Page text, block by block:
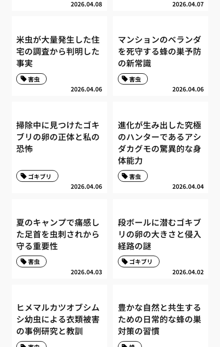
2026.04.08 2026.04.07
米虫が大量発生した住
宅の調査から判明した
事実
2026.04.06
害虫
マンションのベランダ
を死守する蜂の巣予防
の新常識
2026.04.06
害虫
掃除中に見つけたゴキ
ブリの卵の正体と私の
恐怖
2026.04.06
ゴキブリ
進化が生み出した究極
のハンターであるアシ
ダカグモの驚異的な身
体能力
2026.04.04
害虫
夏のキャンプで痛感し
た足首を虫刺されから
守る重要性
2026.04.03
害虫
段ボールに潜むゴキブ
リの卵の大きさと侵入
経路の謎
2026.04.02
ゴキブリ
ヒメマルカツオブシム
シ幼虫による衣類被害
の事例研究と教訓
豊かな自然と共生する
ための日常的な蜂の巣
対策の習慣